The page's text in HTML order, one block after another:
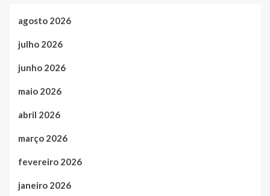
agosto 2026
julho 2026
junho 2026
maio 2026
abril 2026
março 2026
fevereiro 2026
janeiro 2026